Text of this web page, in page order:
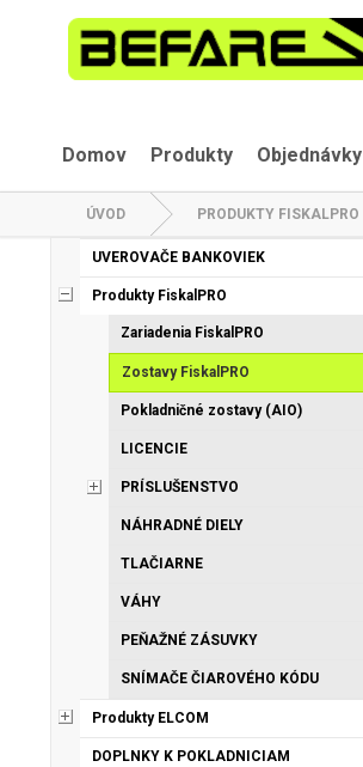
Domov Produkty Objednávky
ÚVOD PRODUKTY FISKALPRO
UVEROVAČE BANKOVIEK
Produkty FiskalPRO
Zariadenia FiskalPRO
Zostavy FiskalPRO
Pokladničné zostavy (AIO)
LICENCIE
PRÍSLUŠENSTVO
NÁHRADNÉ DIELY
TLAČIARNE
VÁHY
PEŇAŽNÉ ZÁSUVKY
SNÍMAČE ČIAROVÉHO KÓDU
Produkty ELCOM
DOPLNKY K POKLADNICIAM